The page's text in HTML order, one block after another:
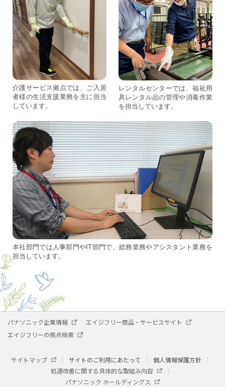
介護サービス拠点では、ご入居
者様の生活支援業務を主に担当
しています。
レンタルセンターでは、福祉用
具レンタル品の管理や消毒作業
を担当しています。
本社部門では人事部門やIT部門で、総務業務やアシスタント業務を
担当しています。
パナソニック企業情報
エイジフリー商品・サービスサイト
エイジフリーの拠点検索
サイトマップ サイトのご利用にあたって
個人情報保護方針
処遇改善に関する具体的な取組み内容
パナソニック ホールディングス